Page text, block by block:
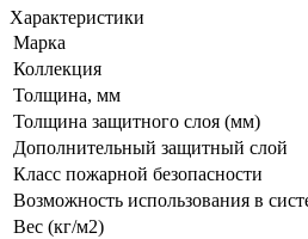
Характеристики
Марка
Коллекция
Толщина, мм
Толщина защитного слоя (мм)
Дополнительный защитный слой
Класс пожарной безопасности
Возможность использования в
Вес (кг/м2)